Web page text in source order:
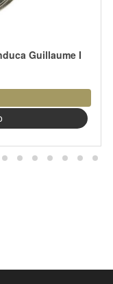
Guillaume I